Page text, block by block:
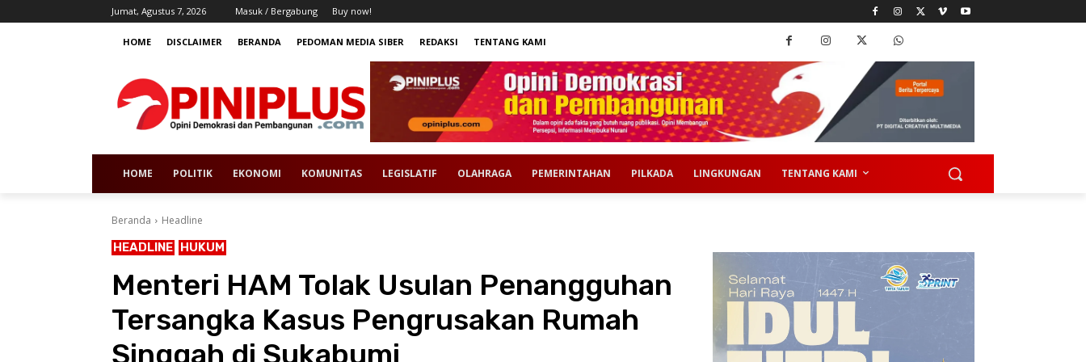
Jumat, Agustus 7, 2026 Masuk / Bergabung Buy now!
HOME DISCLAIMER BERANDA PEDOMAN MEDIA SIBER REDAKSI TENTANG KAMI
HOME POLITIK EKONOMI KOMUNITAS LEGISLATIF OLAHRAGA PEMERINTAHAN PILKADA LINGKUNGAN TENTANG KAMI
Beranda Headline
HEADLINE HUKUM
Menteri HAM Tolak Usulan Penangguhan
Tersangka Kasus Pengrusakan Rumah
Singgah di Sukabumi